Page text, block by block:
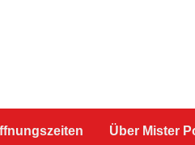
Über Mister